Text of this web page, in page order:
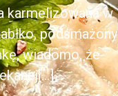
karmelizowana w
podsmażony
wiadomo, że